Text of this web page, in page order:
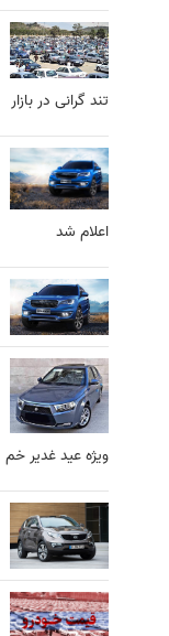
تند گرانی در بازار
اعلام شد
ویژه عید غدیر خم